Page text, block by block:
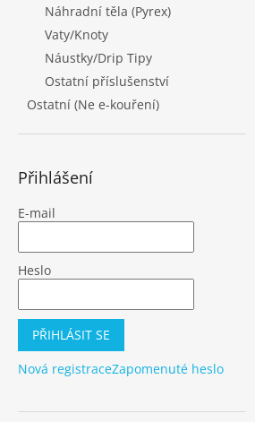
Náhradní těla (Pyrex)
Vaty/Knoty
Náustky/Drip Tipy
Ostatní příslušenství
Ostatní (Ne e-kouření)
Přihlášení
E-mail
Heslo
PŘIHLÁSIT SE
Nová registraceZapomenuté heslo